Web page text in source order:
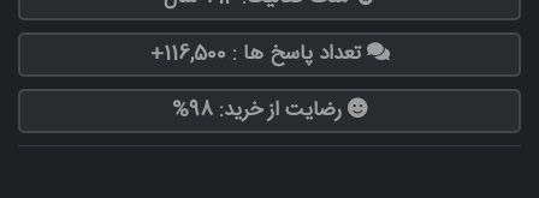
تعداد پاسخ ها : 116,500+
رضایت از خرید: 98%